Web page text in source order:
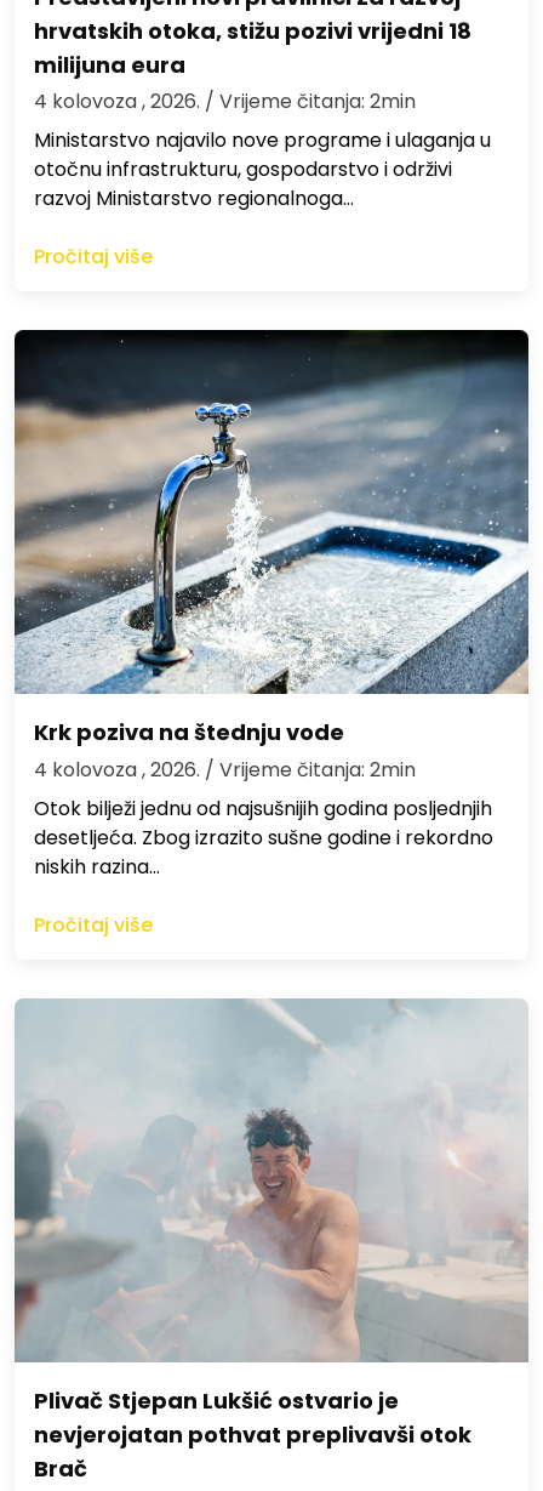
hrvatskih otoka, stižu pozivi vrijedni 18
milijuna eura
4 kolovoza , 2026. / Vrijeme čitanja: 2min
Ministarstvo najavilo nove programe i ulaganja u
otočnu infrastrukturu, gospodarstvo i održivi
razvoj Ministarstvo regionalnoga…
Pročitaj više
Krk poziva na štednju vode
4 kolovoza , 2026. / Vrijeme čitanja: 2min
Otok bilježi jednu od najsušnijih godina posljednjih
desetljeća. Zbog izrazito sušne godine i rekordno
niskih razina…
Pročitaj više
Plivač Stjepan Lukšić ostvario je
nevjerojatan pothvat preplivavši otok
Brač